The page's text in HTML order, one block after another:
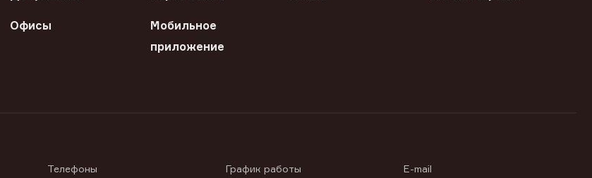
Офисы
Мобильное
приложение
Телефоны График работы E-mail